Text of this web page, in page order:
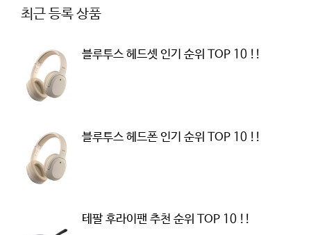
최근 등록 상품
블루투스 헤드셋 인기 순위 TOP 10 !!
블루투스 헤드폰 인기 순위 TOP 10 !!
테팔 후라이팬 추천 순위 TOP 10 !!